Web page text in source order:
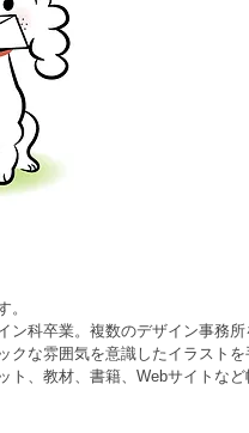
。
ン科卒業。複数のデザイン事務所
クな雰囲気を意識したイラストを
ト、教材、書籍、Webサイトなど